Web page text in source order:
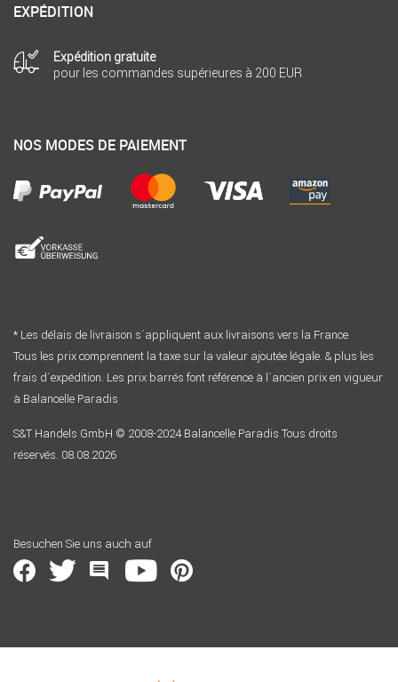
EXPÉDITION
Expédition gratuite
pour les commandes supérieures à 200 EUR
NOS MODES DE PAIEMENT
* Les délais de livraison s´appliquent aux livraisons vers la France
Tous les prix comprennent la taxe sur la valeur ajoutée légale. & plus les
frais d´expédition. Les prix barrés font référence à l´ancien prix en vigueur
à Balancelle Paradis
S&T Handels GmbH © 2008-2024 Balancelle Paradis Tous droits
réservés. 08.08.2026
Besuchen Sie uns auch auf